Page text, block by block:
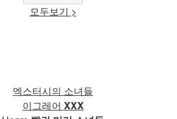
모두보기 >
엑스터시의 소녀들
이그레어 XXX